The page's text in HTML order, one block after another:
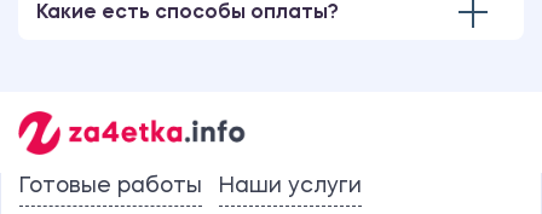
Какие есть способы оплаты?
Готовые работы
Наши услуги